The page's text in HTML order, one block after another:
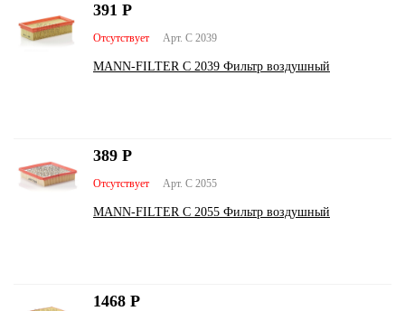
Арт. C 2039
Отсутствует
MANN-FILTER C 2039 Фильтр воздушный
391 Р
Арт. C 2055
Отсутствует
MANN-FILTER C 2055 Фильтр воздушный
389 Р
1468 Р